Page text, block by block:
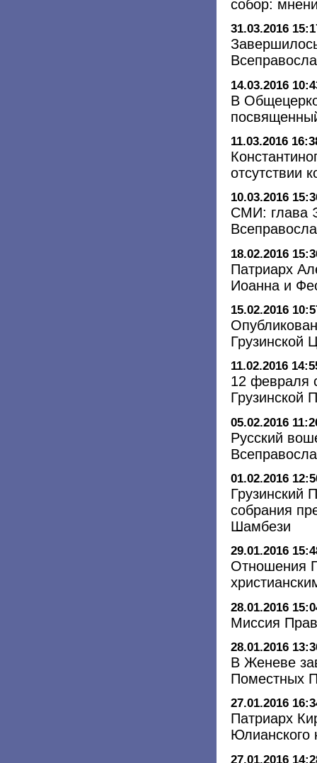
собор:
31.03.2016
14.03.2016
В
11.03.2016
отсутствии
10.03.2016
СМИ: глава
18.02.2016
Патриарх
Иоанна и
15.02.2016
Грузинской
11.02.2016
12 февраля
Грузинской
05.02.2016
Русский
01.02.2016
Грузинский
собрания
Шамбези
29.01.2016
Отношения
28.01.2016
Миссия
28.01.2016
В Женеве
Поместных
27.01.2016
Патриарх
Юлианского
27.01.2016